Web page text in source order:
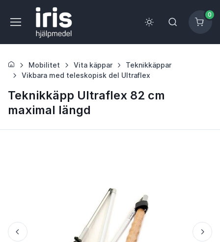
0
Mobilitet Vita käppar
Teknikkäppar
Vikbara med teleskopisk del Ultraflex
Teknikkäpp Ultraflex 82 cm
maximal längd